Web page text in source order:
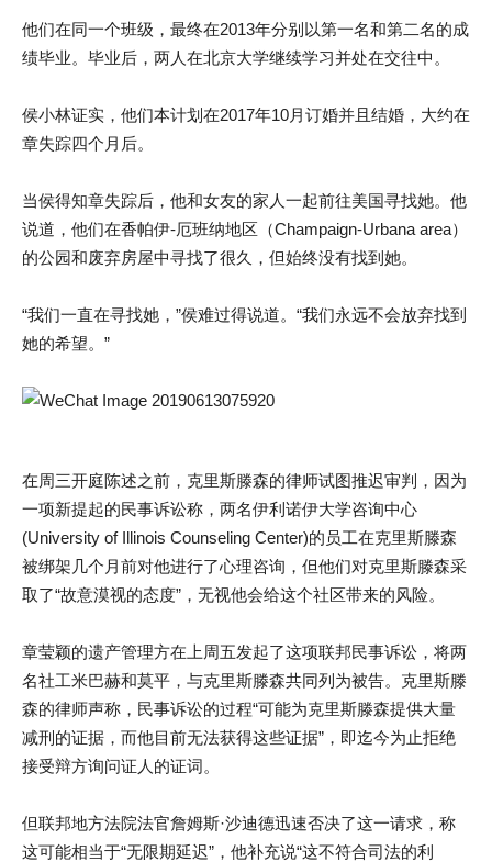
他们在同一个班级，最终在2013年分别以第一名和第二名的成
绩毕业。毕业后，两人在北京大学继续学习并处在交往中。
侯小林证实，他们本计划在2017年10月订婚并且结婚，大约在
章失踪四个月后。
当侯得知章失踪后，他和女友的家人一起前往美国寻找她。他
说道，他们在香帕伊-厄班纳地区（Champaign-Urbana area）
的公园和废弃房屋中寻找了很久，但始终没有找到她。
“我们一直在寻找她，”侯难过得说道。“我们永远不会放弃找到
她的希望。”
在周三开庭陈述之前，克里斯滕森的律师试图推迟审判，因为
一项新提起的民事诉讼称，两名伊利诺伊大学咨询中心
(University of Illinois Counseling Center)的员工在克里斯滕森
被绑架几个月前对他进行了心理咨询，但他们对克里斯滕森采
取了“故意漠视的态度”，无视他会给这个社区带来的风险。
章莹颖的遗产管理方在上周五发起了这项联邦民事诉讼，将两
名社工米巴赫和莫平，与克里斯滕森共同列为被告。克里斯滕
森的律师声称，民事诉讼的过程“可能为克里斯滕森提供大量
减刑的证据，而他目前无法获得这些证据”，即迄今为止拒绝
接受辩方询问证人的证词。
但联邦地方法院法官詹姆斯·沙迪德迅速否决了这一请求，称
这可能相当于“无限期延迟”，他补充说“这不符合司法的利